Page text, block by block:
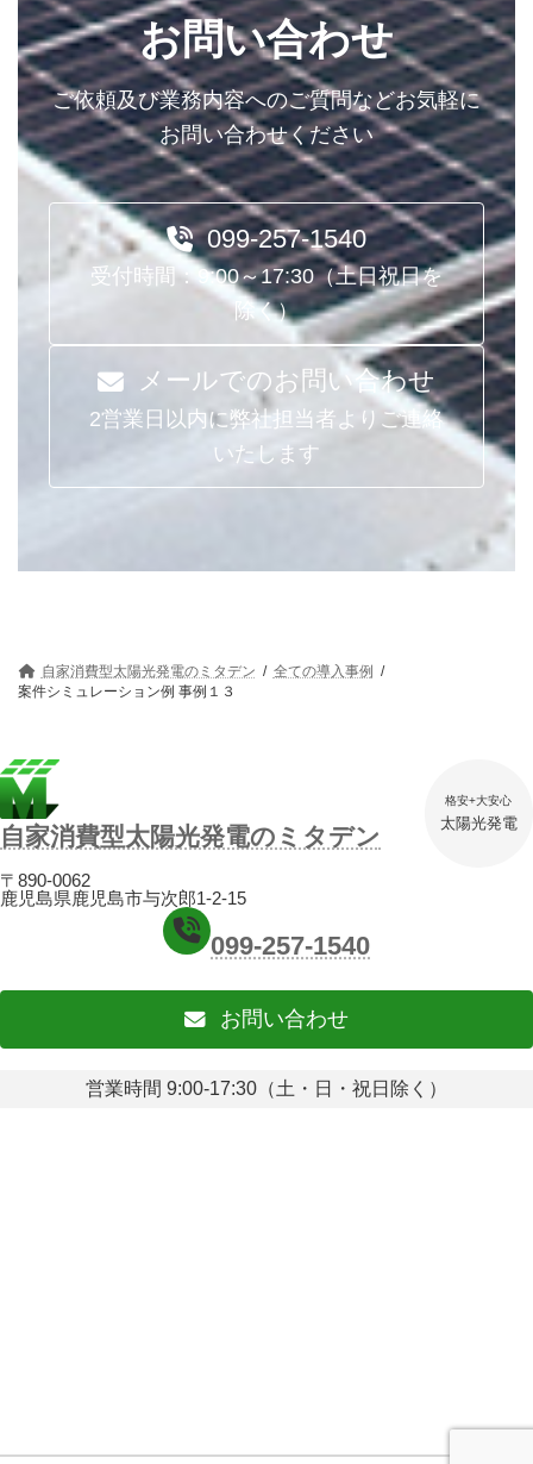
お問い合わせ
ご依頼及び業務内容へのご質問などお気軽に
お問い合わせください
099-257-1540
受付時間：9:00～17:30（土日祝日を
除く）
メールでのお問い合わせ
2営業日以内に弊社担当者よりご連絡
いたします
自家消費型太陽光発電のミタデン
全ての導入事例
案件シミュレーション例 事例１３
自家消費型太陽光発電のミタデン
〒890-0062
鹿児島県鹿児島市与次郎1-2-15
格安+大安心
太陽光発電
099-257-1540
お問い合わせ
営業時間 9:00-17:30（土・日・祝日除く）